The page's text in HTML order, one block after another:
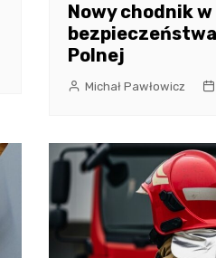
Nowy chodnik
Polnej
Michał Pawłowicz